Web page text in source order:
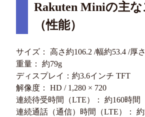
Rakuten Miniの主
（性能）
サイズ： 高さ約106.2 /幅約53.4 /厚
重量： 約79g
ディスプレイ：約3.6インチ TFT
解像度： HD / 1,280 × 720
連続待受時間（LTE）： 約160時間
連続通話（通信）時間（LTE）： 約